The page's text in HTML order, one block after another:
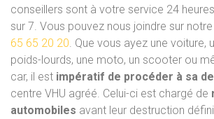
conseillers sont à votre service 24 heures
sur 7. Vous pouvez nous joindre sur
65 65 20 20 Que vous ayez une voiture,
poids-lourds, une moto, un scooter ou
car, il est impératif de procéder à sa
centre VHU agréé. Celui-ci est chargé de
automobiles avant leur destruction